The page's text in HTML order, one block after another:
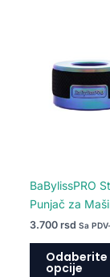
BaBylissPRO
Punjač za
3.700 rsd Sa
Odaberite
opcije